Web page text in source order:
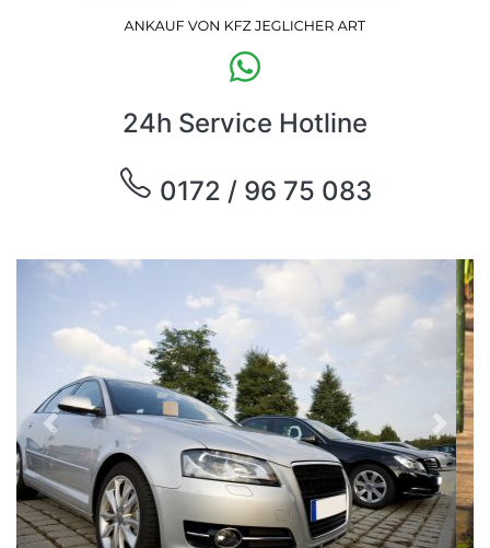
24h Service Hotline
0172 / 96 75 083
Previous Next